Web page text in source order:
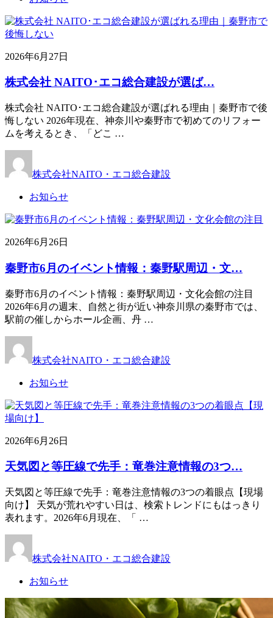
2026年6月27日
株式会社 NAITO･エコ総合建設が選ば…
株式会社 NAITO･エコ総合建設が選ばれる理由｜秦野市で後
悔しない 2026年現在、神奈川や秦野市で初めてのリフォー
ムを考えるとき、「どこ …
株式会社NAITO・エコ総合建設
お知らせ
2026年6月26日
秦野市6月のイベント情報：秦野駅周辺・文…
秦野市6月のイベント情報：秦野駅周辺・文化会館の注目
2026年6月の週末、自然と街が近い神奈川県の秦野市では、
駅前の催しからホール企画、丹 …
株式会社NAITO・エコ総合建設
お知らせ
2026年6月26日
天気図と等圧線で先手：竜巻注意情報の3つ…
天気図と等圧線で先手：竜巻注意情報の3つの着眼点【現場
向け】 天気が荒れやすい日は、検索トレンドにもはっきり
表れます。2026年6月現在、「 …
株式会社NAITO・エコ総合建設
お知らせ